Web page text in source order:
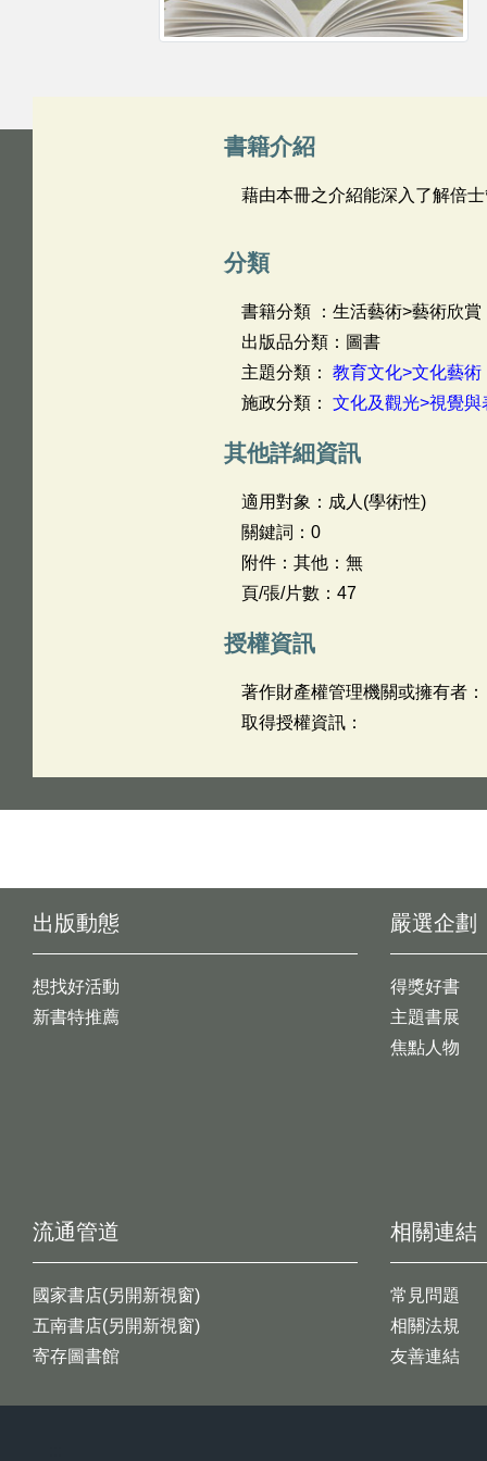
書籍介紹
藉由本冊之介紹能深入了解倍
分類
書籍分類 ：生活藝術>藝術欣
出版品分類：圖書
主題分類： 教育文化>文化藝術
施政分類： 文化及觀光>視覺
其他詳細資訊
適用對象：成人(學術性)
關鍵詞：0
附件：其他：無
頁/張/片數：47
授權資訊
著作財產權管理機關或擁有者：
取得授權資訊：
出版動態
想找好活動
新書特推薦
嚴選企劃
得獎好書
主題書展
焦點人物
流通管道
國家書店(另開新視窗)
五南書店(另開新視窗)
寄存圖書館
相關連結
常見問題
相關法規
友善連結